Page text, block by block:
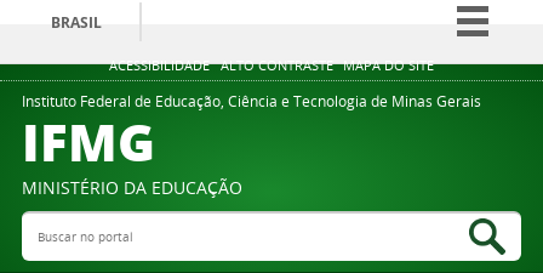
ACESSIBILIDADE ALTO CONTRASTE MAPA DO SITE
BRASIL
Simplifique!
Comunica BR
Legislação
Instituto Federal de Educação, Ciência e Tecnologia de Minas Gerais
IFMG
MINISTÉRIO DA EDUCAÇÃO
Buscar no portal